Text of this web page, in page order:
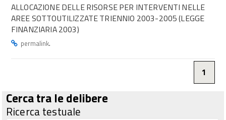
ALLOCAZIONE DELLE RISORSE PER INTERVENTI NELLE
AREE SOTTOUTILIZZATE TRIENNIO 2003-2005 (LEGGE
FINANZIARIA 2003)
permalink.
1
Cerca tra le delibere
Ricerca testuale